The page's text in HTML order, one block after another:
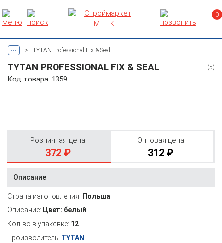
0
... > TYTAN Professional Fix & Seal
TYTAN PROFESSIONAL FIX & SEAL (5)
Код товара: 1359
Розничная цена
372 ₽
Оптовая цена
312 ₽
Описание
Страна изготовления: Польша
Описание: Цвет: белый
Кол-во в упаковке: 12
Производитель: TYTAN